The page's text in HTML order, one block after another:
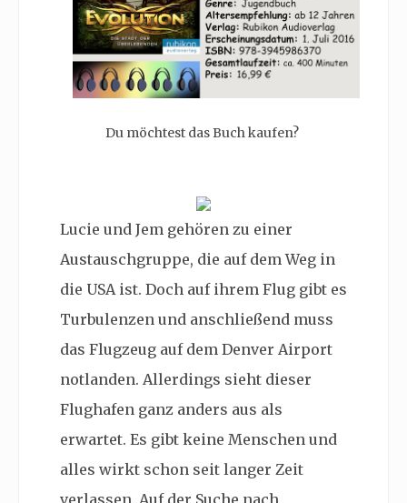
Du möchtest das Buch kaufen?
Lucie und Jem gehören zu einer
Austauschgruppe, die auf dem Weg in
die USA ist. Doch auf ihrem Flug gibt es
Turbulenzen und anschließend muss
das Flugzeug auf dem Denver Airport
notlanden. Allerdings sieht dieser
Flughafen ganz anders aus als
erwartet. Es gibt keine Menschen und
alles wirkt schon seit langer Zeit
verlassen. Auf der Suche nach